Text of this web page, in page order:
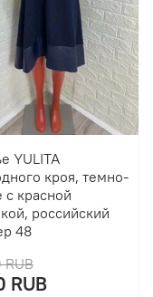
YULITA
кроя, темно-
с красной
российский
48
RUB